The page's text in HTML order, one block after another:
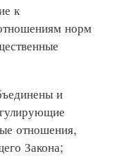
к
норм
и
отношения,
Закона;